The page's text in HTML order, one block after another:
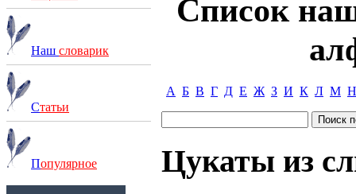
Наш словарик
Статьи
Популярное
Список
А Б В Г Д Е Ж З И К Л М Н
Цукаты из